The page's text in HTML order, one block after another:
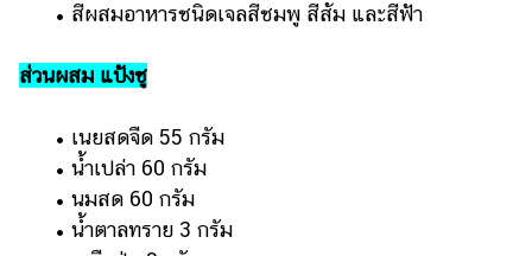
• สีผสมอาหารชนิดเจลสีชมพู สีส้ม และสีฟ้า
ส่วนผสม แป้งชู
• เนยสดจืด 55 กรัม
• น้ำเปล่า 60 กรัม
• นมสด 60 กรัม
• น้ำตาลทราย 3 กรัม